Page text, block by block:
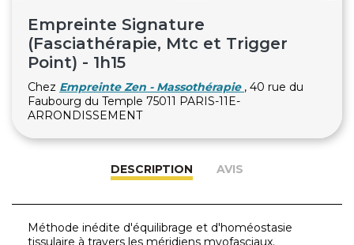
Empreinte Signature
(Fasciathérapie, Mtc et Trigger
Point) - 1h15
Chez Empreinte Zen - Massothérapie , 40 rue du
Faubourg du Temple 75011 PARIS-11E-
ARRONDISSEMENT
DESCRIPTION AVIS
Méthode inédite d'équilibrage et d'homéostasie
tissulaire à travers les méridiens myofasciaux.